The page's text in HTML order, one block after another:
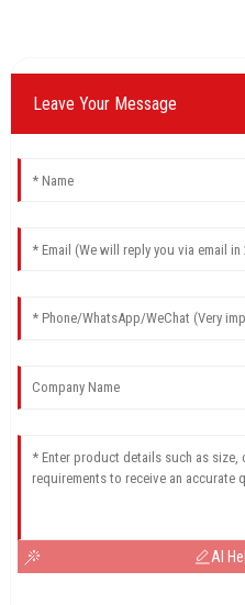
Leave Your Message
AI